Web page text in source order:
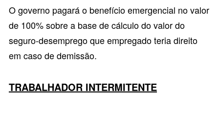
O governo pagará o benefício emergencial no valor
de 100% sobre a base de cálculo do valor do
seguro-desemprego que empregado teria direito
em caso de demissão.
TRABALHADOR INTERMITENTE